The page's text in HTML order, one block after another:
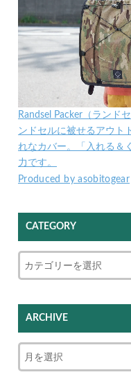
Randsel Packer（ランド
ンドセルに被せるアウト
れなカバー。「入れる＆
力です。
Produced by asobitogear
CATEGORY
ARCHIVE